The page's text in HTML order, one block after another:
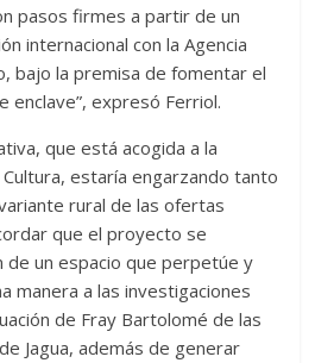
pasos firmes a partir de un
internacional con la Agencia
bajo la premisa de fomentar el
enclave”, expresó Ferriol.
que está acogida a la
estaría engarzando tanto
rural de las ofertas
que el proyecto se
de un espacio que perpetúe y
manera a las investigaciones
de Fray Bartolomé de las
Jagua, además de generar